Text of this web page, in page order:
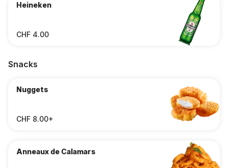
Heineken
CHF 4.00
Snacks
Nuggets
CHF 8.00+
Anneaux de Calamars